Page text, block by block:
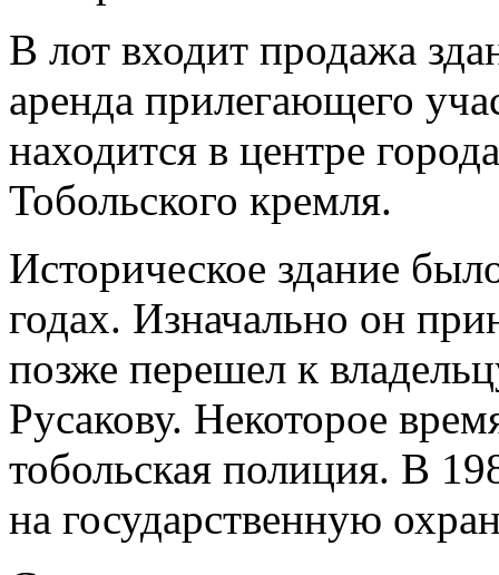
В лот входит продажа
аренда прилегающего
находится в центре
Тобольского кремля.
Историческое здание
годах. Изначально он
позже перешел к
Русакову. Некоторое
тобольская полиция. В
на государственную